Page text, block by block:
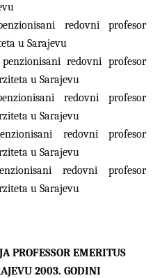
redovni profesor
u Sarajevu
redovni profesor
u Sarajevu
redovni profesor
u Sarajevu
redovni profesor
u Sarajevu
redovni profesor
u Sarajevu
PROFESSOR EMERITUS
2003. GODINI